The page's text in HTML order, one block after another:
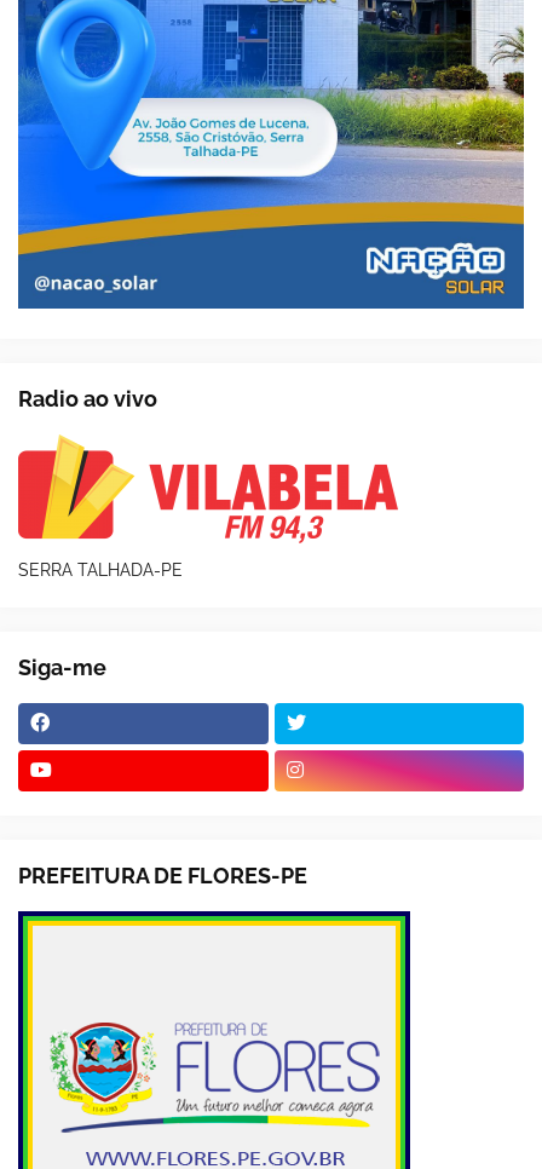
Radio ao vivo
SERRA TALHADA-PE
Siga-me
PREFEITURA DE FLORES-PE